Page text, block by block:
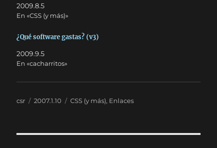
2009.8.5
En «CSS (y más)»
¿Qué software gastas? (v3)
2009.9.5
En «cacharritos»
Autor
csr
Publicado
2007.1.10 Categorías
CSS (y más), Enlaces